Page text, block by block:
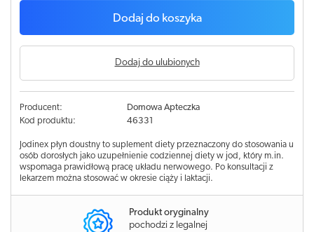
Dodaj do koszyka
Dodaj do ulubionych
Producent:
Domowa Apteczka
Kod produktu:
46331
Jodinex płyn doustny to suplement diety przeznaczony do stosowania u
osób dorosłych jako uzupełnienie codziennej diety w jod, który m.in.
wspomaga prawidłową pracę układu nerwowego. Po konsultacji z
lekarzem można stosować w okresie ciąży i laktacji.
Produkt oryginalny
pochodzi z legalnej